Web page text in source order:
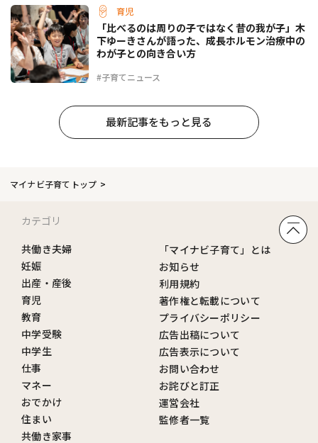
育児
#子育てニュース
「比べるのは周りの子ではなく昔の我が子」木
下ゆーきさんが語った、成長ホルモン治療中の
わが子との向き合い方
最新記事をもっと見る
マイナビ子育てトップ
カテゴリ
共働き夫婦
妊娠
出産・産後
育児
教育
中学受験
中学生
仕事
マネー
おでかけ
住まい
共働き家事
「マイナビ子育て」とは
お知らせ
利用規約
著作権と転載について
プライバシーポリシー
広告出稿について
広告表示について
お問い合わせ
お詫びと訂正
運営会社
監修者一覧